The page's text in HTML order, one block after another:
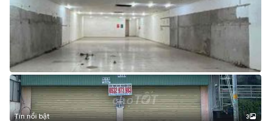
Tin nổi bật 3